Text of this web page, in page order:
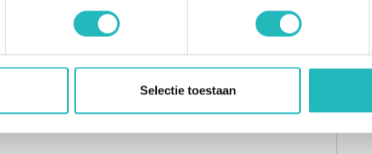
Selectie toestaan
je meer weten?